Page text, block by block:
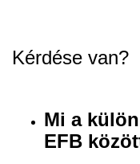
Kérdése van?
Mi a
EFB